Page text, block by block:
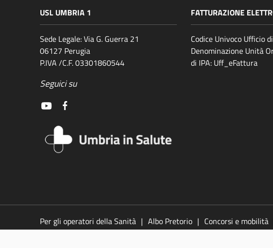
USL UMBRIA 1
Sede Legale: Via G. Guerra 21
06127 Perugia
P.IVA /C.F. 03301860544
Seguici su
FATTURAZIONE
Codice Univoco Ufficio
Denominazione Unità
di IPA: Uff_eFattura
Per gli operatori della Sanità Albo Pretorio Concorsi e mobilità
legali
Policy Video Responsabile della pubblicazione